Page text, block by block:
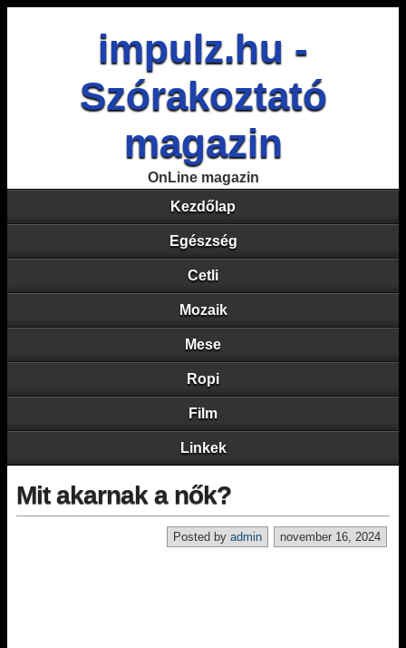
impulz.hu -
Szórakoztató
magazin
OnLine magazin
Kezdőlap
Egészség
Cetli
Mozaik
Mese
Ropi
Film
Linkek
Mit akarnak a nők?
november 16, 2024
Posted by admin